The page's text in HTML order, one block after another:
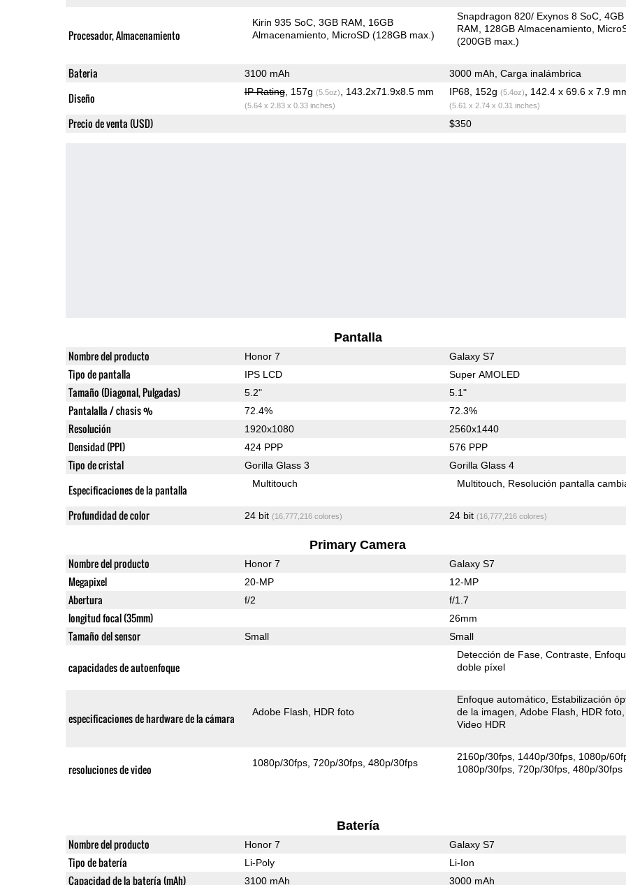
Procesador, Almacenamiento
Kirin 935 SoC 3GB RAM
16GB
Almacenamiento MicroSD (128GB max.)
Snapdragon 820/ Exynos 8 SoC 4GB
RAM
128GB Almacenamiento
(200GB max.)
Bateria 3100 mAh 3000 mAh, Carga inalámbrica
Diseño IP Rating, 157g (5.5oz) , 143.2x71.9x8.5 mm
(5.64 x 2.83 x 0.33 inches)
IP68, 152g (5.4oz) , 142.4 x 69.6 x 7.9
(5.61 x 2.74 x 0.31 inches)
Precio de venta (USD) $350
Pantalla
Nombre del producto Honor 7 Galaxy S7
Tipo de pantalla IPS LCD Super AMOLED
Tamaño (Diagonal, Pulgadas) 5.2" 5.1"
Pantalalla / chasis % 72.4% 72.3%
Resolución 1920x1080 2560x1440
Densidad (PPI) 424 PPP 576 PPP
Tipo de cristal Gorilla Glass 3 Gorilla Glass 4
Especificaciones de la pantalla Multitouch Multitouch Resolución pantalla
Profundidad de color 24 bit (16,777,216 colores) 24 bit (16,777,216 colores)
Primary Camera
Nombre del producto Honor 7 Galaxy S7
Megapixel 20-MP 12-MP
Abertura f/2 f/1.7
longitud focal (35mm) 26mm
Tamaño del sensor Small Small
capacidades de autoenfoque
Detección de Fase Contraste
doble píxel
especificaciones de hardware de la cámara Adobe Flash HDR foto
Enfoque automático Estabilización
de la imagen Adobe Flash
HDR foto
Video HDR
resoluciones de video 1080p/30fps 720p/30fps 480p/30fps
2160p/30fps 1440p/30fps 1080p/
1080p/30fps 720p/30fps 480p/30fps
Batería
Nombre del producto Honor 7 Galaxy S7
Tipo de batería Li-Poly Li-Ion
Capacidad de la batería (mAh) 3100 mAh 3000 mAh